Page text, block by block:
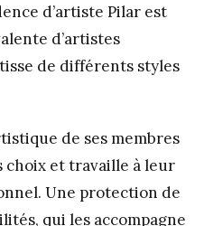
d’artiste Pilar est
d’artistes
de différents styles
de ses membres
et travaille à leur
Une protection de
qui les accompagne